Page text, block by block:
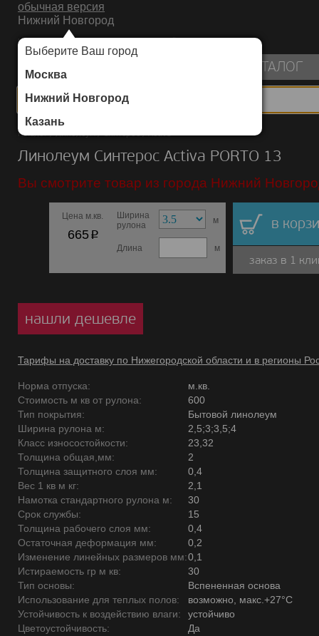
обычная версия
Нижний Новгород
Выберите Ваш город
Москва
Нижний Новгород
Казань
ИНТЕРНЕТ-МАГАЗИН НАПОЛЬНЫХ ПОКРЫТИЙ
КАТАЛОГ
Каталог/Линолеум/Синтерос/Activa
Линолеум Синтерос Activa PORTO 13
Вы смотрите товар из города Нижний
Цена м.кв.
665p
Ширина
рулона
м
Длина м
в
заказ в 1
нашли дешевле
Тарифы на доставку по Нижегородской области и в регионы
Норма отпуска:
м.кв.
Стоимость м кв от рулона:
600
Тип покрытия:
Бытовой линолеум
Ширина рулона м:
2,5;3;3,5;4
Класс износостойкости:
23,32
Толщина общая,мм:
2
Толщина защитного слоя мм:
0,4
Вес 1 кв м кг:
2,1
Намотка стандартного рулона м:
30
Срок службы:
15
Толщина рабочего слоя мм:
0,4
Остаточная деформация мм:
0,2
Изменение линейных размеров мм:0,1
Истираемость гр м кв:
30
Тип основы:
Вспененная основа
Использование для теплых полов:
возможно, макс.+27°С
Устойчивость к воздействию влаги:
устойчиво
Цветоустойчивость:
Да